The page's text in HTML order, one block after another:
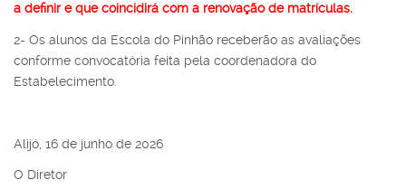
a definir e que coincidirá com a renovação de matrículas.
2- Os alunos da Escola do Pinhão receberão as avaliações
conforme convocatória feita pela coordenadora do
Estabelecimento.
Alijó, 16 de junho de 2026
O Diretor